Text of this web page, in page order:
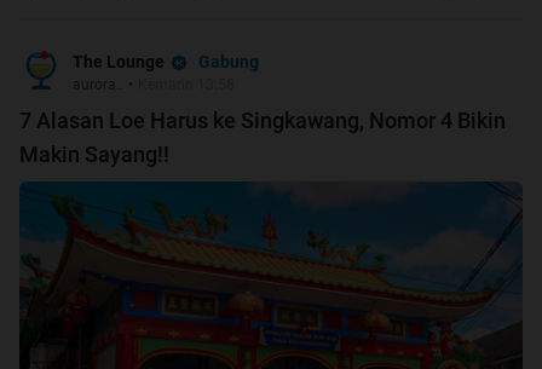
The Lounge Gabung
aurora.. •
7 Alasan Loe Harus ke Singkawang, Nomor 4 Bikin
Makin Sayang!!